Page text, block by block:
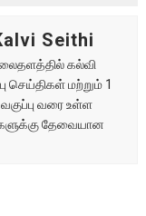
Seithi
கல்வி
செய்திகள் மற்றும் 1
வரை உள்ள
தேவையான